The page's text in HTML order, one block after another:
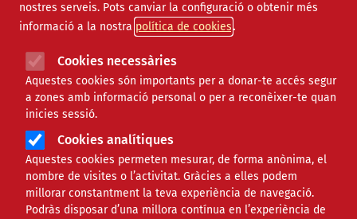
nostres serveis. Pots canviar la configuració o obtenir més
informació a la nostra política de cookies
Cookies necessàries
Aquestes cookies són importants per a donar-te accés segur
a zones amb informació personal o per a reconèixer-te quan
inicies sessió.
Cookies analítiques
Aquestes cookies permeten mesurar, de forma anònima, el
nombre de visites o l’activitat. Gràcies a elles podem
millorar constantment la teva experiència de navegació.
Podràs disposar d’una millora contínua en l’experiència de
Totes | Ambiental | Comunitari | Cultural | Social
|
Internacional | Projectes | Jurídic | Tecnològic
Formació
OPINIÓ
20 anys del ‘No a la Guerra’
Comparteix